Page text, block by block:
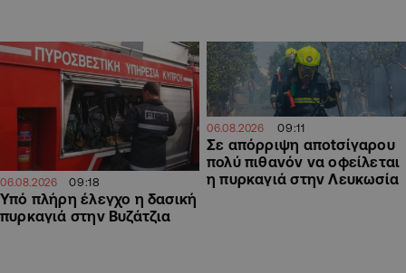
06.08.2026 09:18
Υπό πλήρη έλεγχο η δασική
πυρκαγιά στην Βυζάτζια
06.08.2026 09:11
Σε απόρριψη απotσίγαρου
πολύ πιθανόν να οφείλεται
η πυρκαγιά στην Λευκωσία